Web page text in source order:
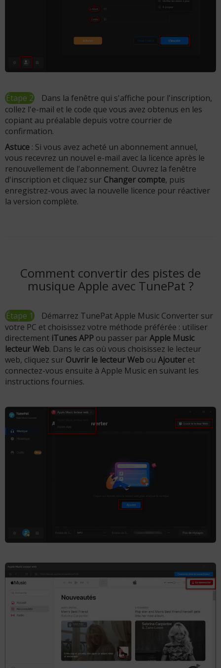
Étape 2
Dans la fenêtre qui s'affiche pour l'inscription,
collez l'e-mail et le code que vous avez obtenus en les
copiant au préalable depuis votre courrier de
confirmation.
Astuce : Si vous avez acheté un abonnement annuel,
vous recevrez un nouvel e-mail avec la licence après le
renouvellement de l'abonnement. Ouvrez la fenêtre
d'inscription et cliquez sur Changer compte, puis
enregistrez-vous avec la nouvelle licence pour réactiver
la version complète.
Comment convertir des pistes de
musique Apple avec TunePat ?
Étape 1
Démarrez TunePat Apple Music Converter sur
votre PC et choisissez votre méthode préférée : utiliser
directement iTunes APP ou passer parApple Music
lecteur Web. Dans le cas où vous choisissez le lecteur
web, cliquez sur Ouvrir le lecteur Web ou Ajouter et
connectez-vous ensuite à Apple Music en suivant les
instructions fournies.